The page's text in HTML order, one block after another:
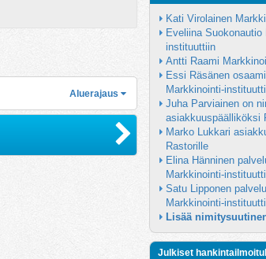
Aluerajaus
Kati Virolainen
Eveliina Suokonautio
instituuttiin
Antti Raami
Essi Räsänen
Markkinointi-
Juha Parviainen on
asiakkuuspäälliköksi
Marko Lukkari
Rastorille
Elina Hänninen
Markkinointi-
Satu Lipponen
Markkinointi-
Lisää
Julkiset